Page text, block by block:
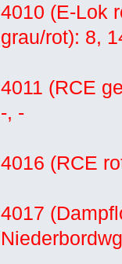
4010 (E-Lok
grau/rot): 8,
4011 (RCE
-, -
4016 (RCE
4017